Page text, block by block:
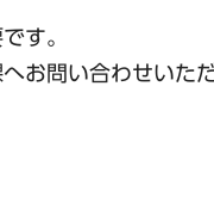
す。
お問い合わせいた